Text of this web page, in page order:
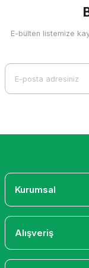
Görüş ve
Ürün resmi
E-bülten listemize
Kurumsal
Alışveriş